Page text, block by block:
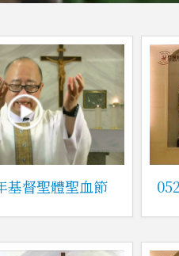
基督聖體聖血節